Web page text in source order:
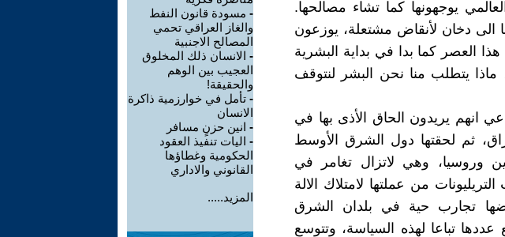
يوجهونها كما تشاء مصالحها.
الى دخان لأنقاض مشتعلة، يوزعون
العصر كما بدا في بداية البشرية
يتطلب منا نحن البشر لنتوقف
انهم يريدون الحاق الأذى بها في
ثم لحقتها دول الشرق الأوسط
وروسيا، وهي لاتزال تغامر في
من عملتها لامتلاك الالة
تجارب حية في بلدان الشرق
عددها تباعا لهذه السياسة، وتتوسع
- مسودة قانون النفط
والغاز العراقي تحمي
المصالح الاجنبية
- الانسان ذلك المخلوق
العجيب بين الوهم
والحقيقة!
- تأمل في خوارزمية ذاكرة
الانسان
- انين حزنٍ مسافر
- اليات تنفيذ العقود
الحكومية وغطاؤها
القانوني والاداري
المزيد.....